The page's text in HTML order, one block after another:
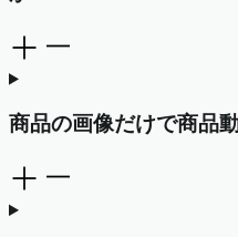
商品の画像だけで商品